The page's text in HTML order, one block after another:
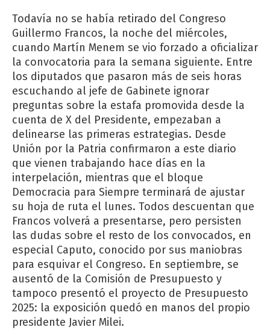
Todavía no se había retirado del Congreso
Guillermo Francos, la noche del miércoles,
cuando Martín Menem se vio forzado a oficializar
la convocatoria para la semana siguiente. Entre
los diputados que pasaron más de seis horas
escuchando al jefe de Gabinete ignorar
preguntas sobre la estafa promovida desde la
cuenta de X del Presidente, empezaban a
delinearse las primeras estrategias. Desde
Unión por la Patria confirmaron a este diario
que vienen trabajando hace días en la
interpelación, mientras que el bloque
Democracia para Siempre terminará de ajustar
su hoja de ruta el lunes. Todos descuentan que
Francos volverá a presentarse, pero persisten
las dudas sobre el resto de los convocados, en
especial Caputo, conocido por sus maniobras
para esquivar el Congreso. En septiembre, se
ausentó de la Comisión de Presupuesto y
tampoco presentó el proyecto de Presupuesto
2025: la exposición quedó en manos del propio
presidente Javier Milei.